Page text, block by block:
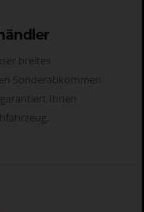
breites
Sonderabkommen
Ihnen